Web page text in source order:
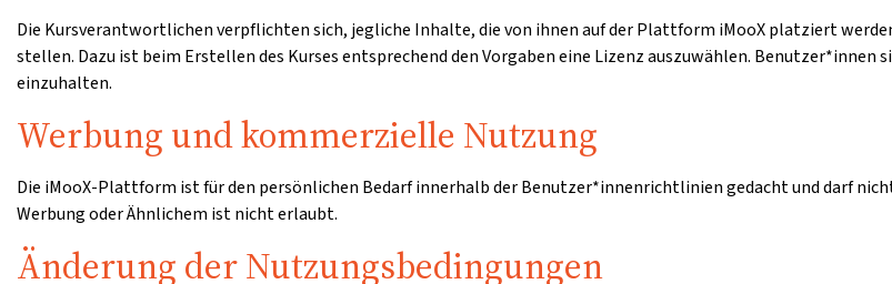
Die Kursverantwortlichen verpflichten sich, jegliche Inhalte, die von ihnen auf der Plattform iMooX platziert
stellen. Dazu ist beim Erstellen des Kurses entsprechend den Vorgaben eine Lizenz auszuwählen.
einzuhalten.
Werbung und kommerzielle Nutzung
Die iMooX-Plattform ist für den persönlichen Bedarf innerhalb der Benutzer*innenrichtlinien gedacht und darf
Werbung oder Ähnlichem ist nicht erlaubt.
Änderung der Nutzungsbedingungen